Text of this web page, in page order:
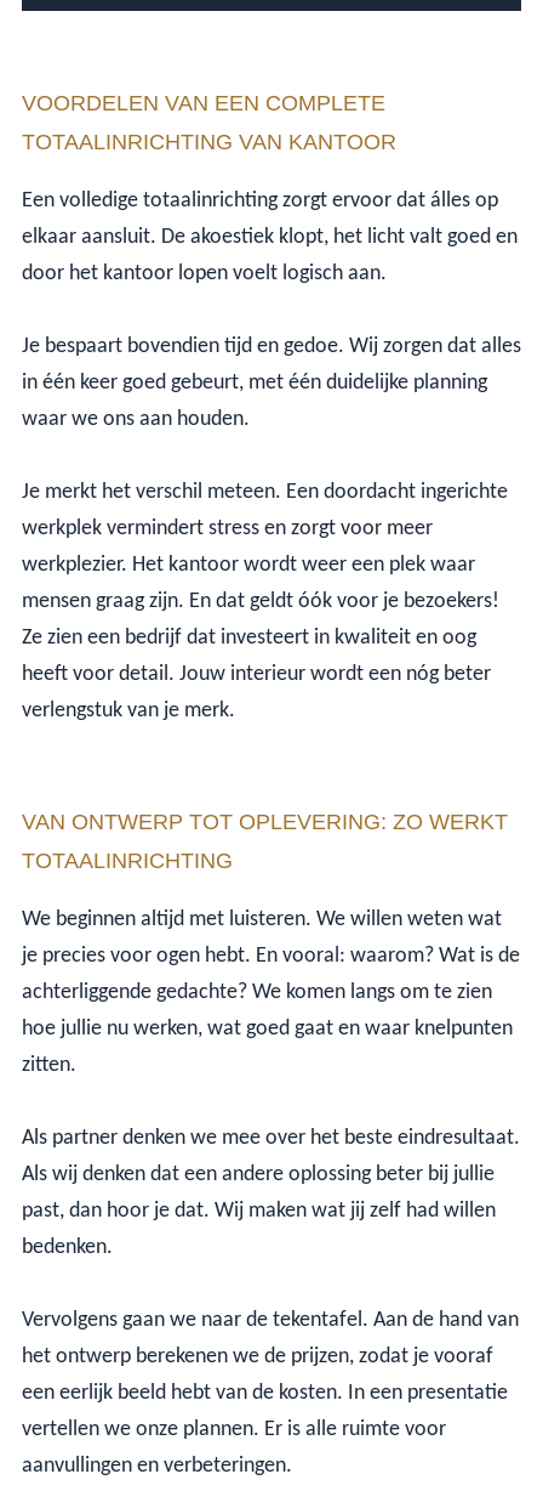
VOORDELEN VAN EEN COMPLETE
TOTAALINRICHTING VAN KANTOOR
Een volledige totaalinrichting zorgt ervoor dat álles op
elkaar aansluit. De akoestiek klopt, het licht valt goed en
door het kantoor lopen voelt logisch aan.
Je bespaart bovendien tijd en gedoe. Wij zorgen dat alles
in één keer goed gebeurt, met één duidelijke planning
waar we ons aan houden.
Je merkt het verschil meteen. Een doordacht ingerichte
werkplek vermindert stress en zorgt voor meer
werkplezier. Het kantoor wordt weer een plek waar
mensen graag zijn. En dat geldt óók voor je bezoekers!
Ze zien een bedrijf dat investeert in kwaliteit en oog
heeft voor detail. Jouw interieur wordt een nóg beter
verlengstuk van je merk.
VAN ONTWERP TOT OPLEVERING: ZO WERKT
TOTAALINRICHTING
We beginnen altijd met luisteren. We willen weten wat
je precies voor ogen hebt. En vooral: waarom? Wat is de
achterliggende gedachte? We komen langs om te zien
hoe jullie nu werken, wat goed gaat en waar knelpunten
zitten.
Als partner denken we mee over het beste eindresultaat.
Als wij denken dat een andere oplossing beter bij jullie
past, dan hoor je dat. Wij maken wat jij zelf had willen
bedenken.
Vervolgens gaan we naar de tekentafel. Aan de hand van
het ontwerp berekenen we de prijzen, zodat je vooraf
een eerlijk beeld hebt van de kosten. In een presentatie
vertellen we onze plannen. Er is alle ruimte voor
aanvullingen en verbeteringen.